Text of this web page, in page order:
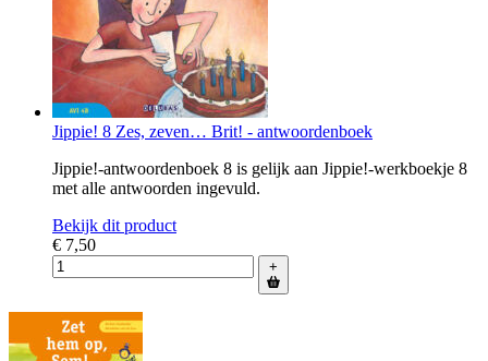
Jippie! 8 Zes, zeven… Brit! - antwoordenboek
Jippie!-antwoordenboek 8 is gelijk aan Jippie!-werkboekje 8
met alle antwoorden ingevuld.
Bekijk dit product
€ 7,50
+